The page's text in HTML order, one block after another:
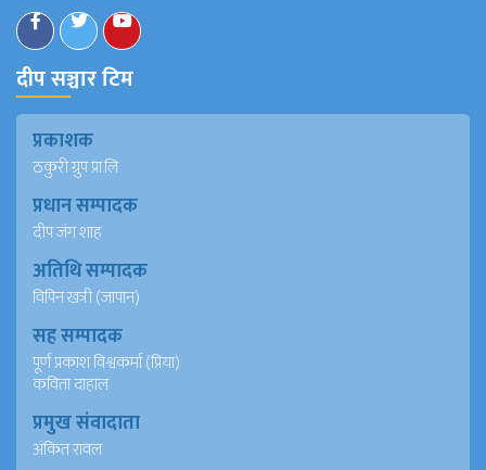
दीप सञ्चार टिम
प्रकाशक
ठकुरी ग्रुप प्रा.लि
प्रधान सम्पादक
दीप जंग शाह
अतिथि सम्पादक
विपिन खत्री (जापान)
सह सम्पादक
पूर्ण प्रकाश विश्वकर्मा (प्रिया)
कविता दाहाल
प्रमुख संवादाता
अंकित रावल